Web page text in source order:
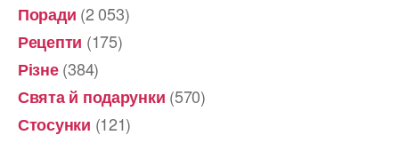
Поради (2 053)
Рецепти (175)
Різне(384)
Свята й подарунки (570)
Стосунки (121)